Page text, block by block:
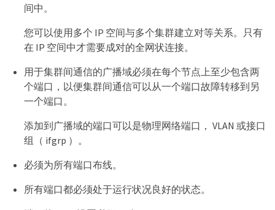
间中。
您可以使用多个 IP 空间与多个集群建立对等关系。只有
在 IP 空间中才需要成对的全网状连接。
用于集群间通信的广播域必须在每个节点上至少包含两
个端口，以便集群间通信可以从一个端口故障转移到另
一个端口。
添加到广播域的端口可以是物理网络端口， VLAN 或接口
组（ ifgrp ）。
必须为所有端口布线。
所有端口都必须处于运行状况良好的状态。